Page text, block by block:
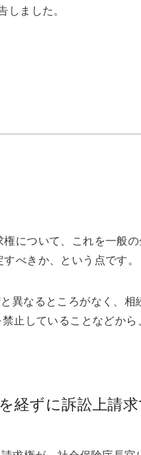
ました。
について、これを一般
べきか、という点です。
異なるところがなく、
止していることなどか
経ずに訴訟上請